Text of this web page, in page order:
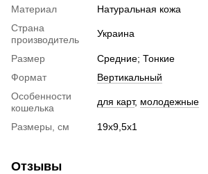
Материал
Натуральная кожа
Страна
производитель
Украина
Размер
Средние; Тонкие
Формат
Вертикальный
Особенности
кошелька
для карт, молодежные
Размеры, см 19х9,5х1
Отзывы